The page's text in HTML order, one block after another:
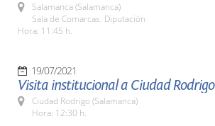
Salamanca (Salamanca)
Sala de Comarcas. Diputación
Hora: 11:45 h.
19/07/2021
Visita institucional a Ciudad Rodrigo
Ciudad Rodrigo (Salamanca)
Hora: 12:30 h.